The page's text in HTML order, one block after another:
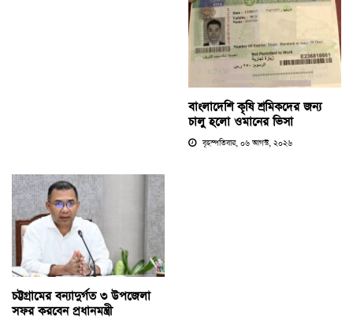
বাংলাদেশি কৃষি শ্রমিকদের জন্য
চালু হলো ওমানের ভিসা
বৃহস্পতিবার, ০৬ আগস্ট, ২০২৬
চট্টগ্রামের বন্যাদুর্গত ৩ উপজেলা
সফর করবেন প্রধানমন্ত্রী